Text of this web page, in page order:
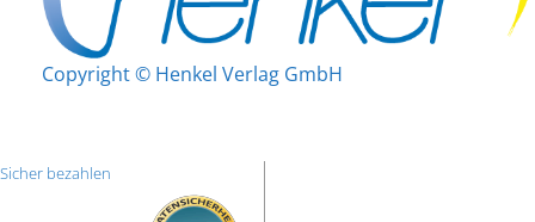
Copyright © Henkel Verlag GmbH
Sicher bezahlen